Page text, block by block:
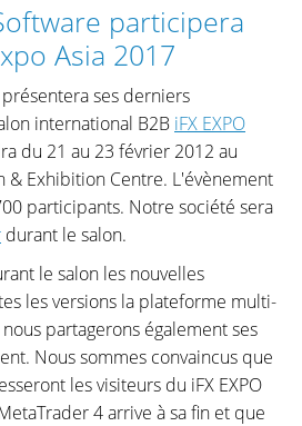
participera
Asia 2017
ses derniers
international B2B iFX EXPO
du 21 au 23 février 2012 au
& Exhibition Centre. L'évènement
participants. Notre société sera
durant le salon.
le salon les nouvelles
les versions la plateforme multi-
partagerons également ses
Nous sommes convaincus que
les visiteurs du iFX EXPO
4 arrive à sa fin et que